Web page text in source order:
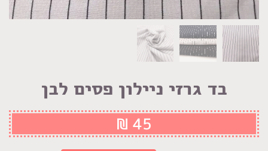
בד גרזי ניילון פסים לבן
₪ 45